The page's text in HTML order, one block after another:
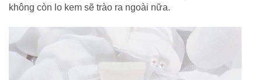
không còn lo kem sẽ trào ra ngoài nữa.